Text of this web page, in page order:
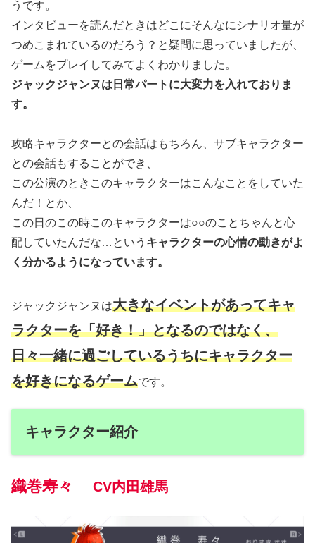
うです。
インタビューを読んだときはどこにそんなにシナリオ量が
つめこまれているのだろう？と疑問に思っていましたが、
ゲームをプレイしてみてよくわかりました。
ジャックジャンヌは日常パートに大変力を入れておりま
す。
攻略キャラクターとの会話はもちろん、サブキャラクター
との会話もすることができ、
この公演のときこのキャラクターはこんなことをしていた
んだ！とか、
この日のこの時このキャラクターは○○のことちゃんと心
配していたんだな…という キャラクターの心情の動きがよ
く分かるようになっています。
ジャックジャンヌは大きなイベントがあってキャ
ラクターを「好き！」となるのではなく、
日々一緒に過ごしているうちにキャラクター
を好きになるゲームです。
キャラクター紹介
織巻寿々 CV内田雄馬